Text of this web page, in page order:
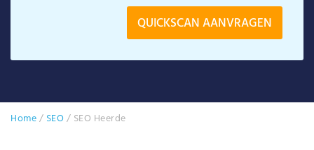
Home/ SEO/ SEO Heerde